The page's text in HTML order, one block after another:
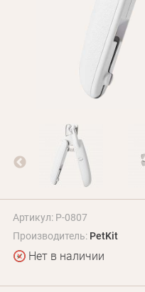
Артикул: P-0807
Производитель: PetKit
Нет в наличии